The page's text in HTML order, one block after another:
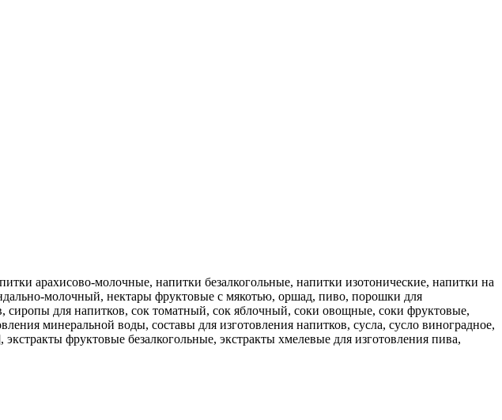
арахисово-молочные, напитки безалкогольные, напитки изотонические, напитки на
молочный, нектары фруктовые с мякотью, оршад, пиво, порошки для
сиропы для напитков, сок томатный, сок яблочный, соки овощные, соки фруктовые,
минеральной воды, составы для изготовления напитков, сусла, сусло виноградное,
фруктовые безалкогольные, экстракты хмелевые для изготовления пива,